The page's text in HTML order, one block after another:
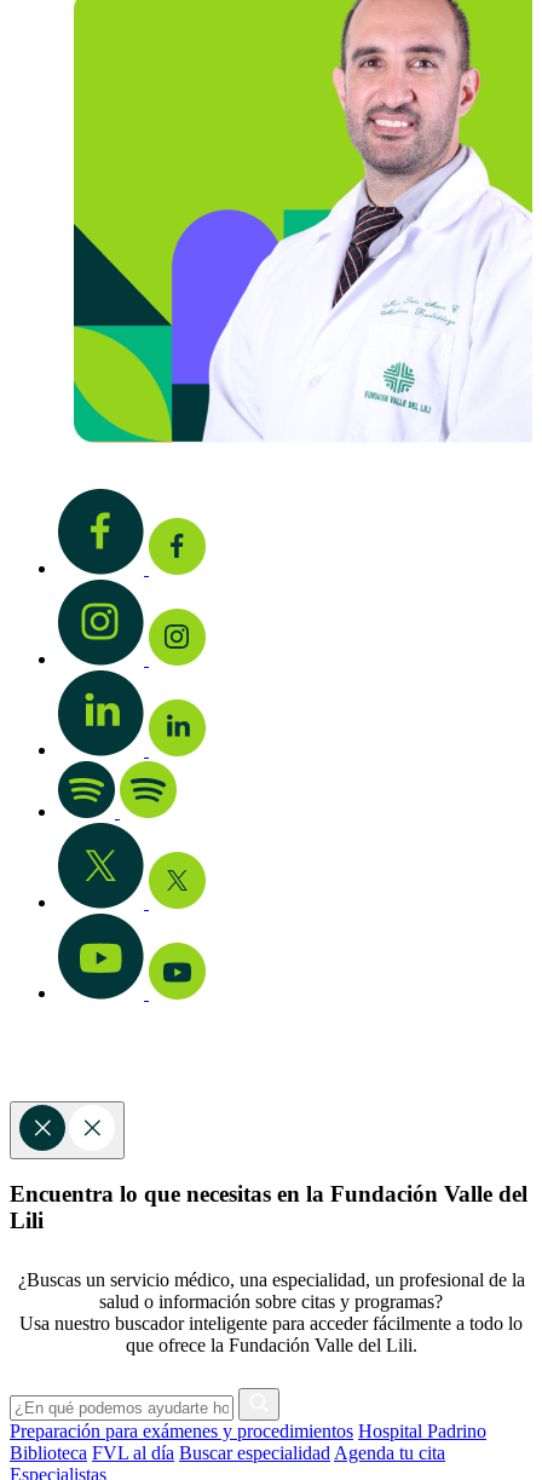
Encuentra lo que necesitas en la Fundación Valle del
Lili
¿Buscas un servicio médico, una especialidad, un profesional de la
salud o información sobre citas y programas?
Usa nuestro buscador inteligente para acceder fácilmente a todo lo
que ofrece la Fundación Valle del Lili.
Preparación para exámenes y procedimientos Hospital Padrino
Biblioteca FVL al día Buscar especialidad Agenda tu cita
Especialistas